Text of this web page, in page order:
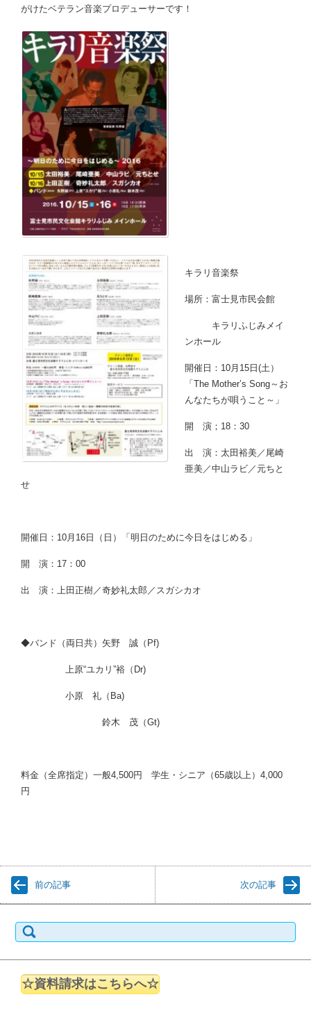
がけたベテラン音楽プロデューサーです！
キラリ音楽祭
場所：富士見市民会館
キラリふじみメイ
ンホール
開催日：10月15日(土）
「The Mother’s Song～お
んなたちが唄うこと～」
開 演；18：30
出 演：太田裕美／尾崎
亜美／中山ラビ／元ちと
せ
開催日：10月16日（日）「明日のために今日をはじめる」
開 演：17：00
出 演：上田正樹／奇妙礼太郎／スガシカオ
◆バンド（両日共）矢野 誠（Pf)
上原“ユカリ”裕（Dr)
小原 礼（Ba)
鈴木 茂（Gt)
料金（全席指定）一般4,500円 学生・シニア（65歳以上）4,000
円
前の記事 次の記事
検索:
☆資料請求はこちらへ☆